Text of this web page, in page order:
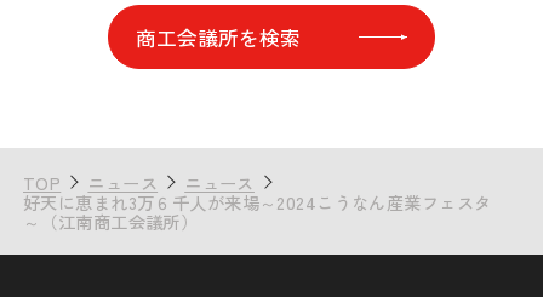
商工会議所を検索
TOP ニュース ニュース
好天に恵まれ3万６千人が来場～2024こうなん産業フェスタ
～（江南商工会議所）